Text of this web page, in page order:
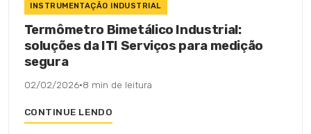
INSTRUMENTAÇÃO INDUSTRIAL
Termômetro Bimetálico Industrial:
soluções da ITI Serviços para medição
segura
02/02/2026·8 min de leitura
CONTINUE LENDO